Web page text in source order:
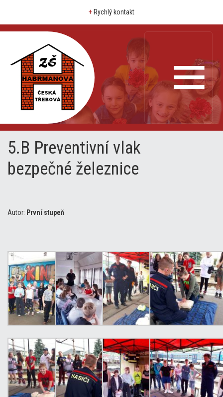
+ Rychlý kontakt
5.B Preventivní vlak
bezpečné železnice
Autor: První stupeň